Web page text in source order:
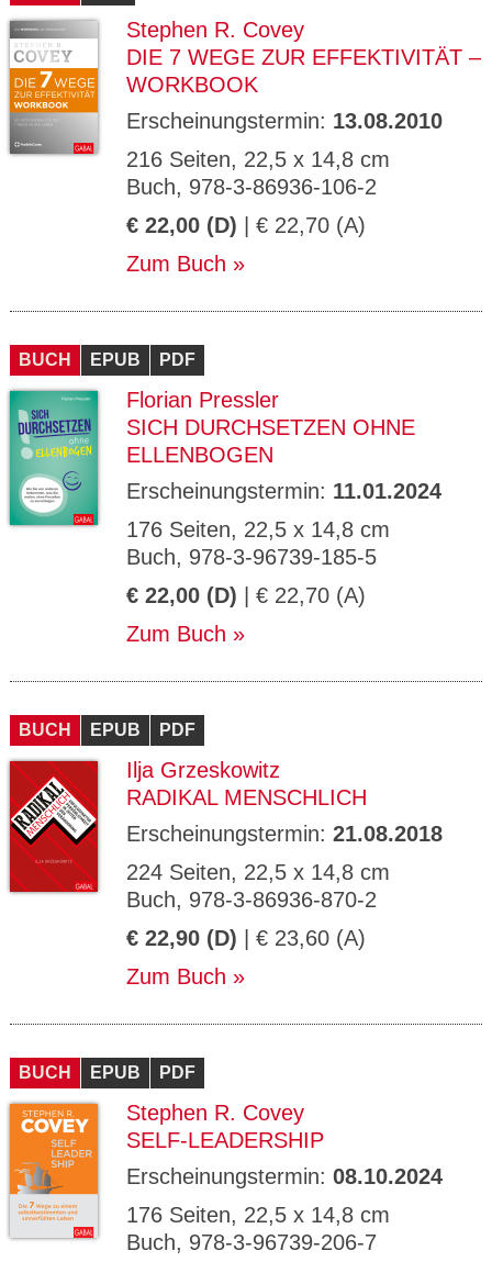
Stephen R. Covey
DIE 7 WEGE ZUR EFFEKTIVITÄT –
WORKBOOK
Erscheinungstermin: 13.08.2010
216 Seiten, 22,5 x 14,8 cm
Buch, 978-3-86936-106-2
€ 22,00 (D) | € 22,70 (A)
Zum Buch
BUCH EPUB PDF
Florian Pressler
SICH DURCHSETZEN OHNE
ELLENBOGEN
Erscheinungstermin: 11.01.2024
176 Seiten, 22,5 x 14,8 cm
Buch, 978-3-96739-185-5
€ 22,00 (D) | € 22,70 (A)
Zum Buch
BUCH EPUB PDF
Ilja Grzeskowitz
RADIKAL MENSCHLICH
Erscheinungstermin: 21.08.2018
224 Seiten, 22,5 x 14,8 cm
Buch, 978-3-86936-870-2
€ 22,90 (D) | € 23,60 (A)
Zum Buch
BUCH EPUB PDF
Stephen R. Covey
SELF-LEADERSHIP
Erscheinungstermin: 08.10.2024
176 Seiten, 22,5 x 14,8 cm
Buch, 978-3-96739-206-7